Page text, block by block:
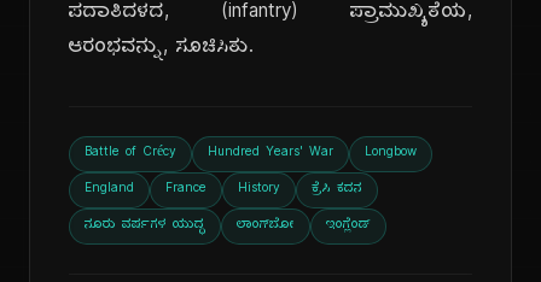
ಪದಾತಿದಳದ, (infantry) ಪ್ರಾಮುಖ್ಯತೆಯ,
ಆರಂಭವನ್ನು, ಸೂಚಿಸಿತು.
Battle of Crécy Hundred Years' War Longbow
England France History ಕ್ರೆಸಿ ಕದನ
ನೂರು ವರ್ಷಗಳ ಯುದ್ಧ ಲಾಂಗ್‌ಬೋ ಇಂಗ್ಲೆಂಡ್